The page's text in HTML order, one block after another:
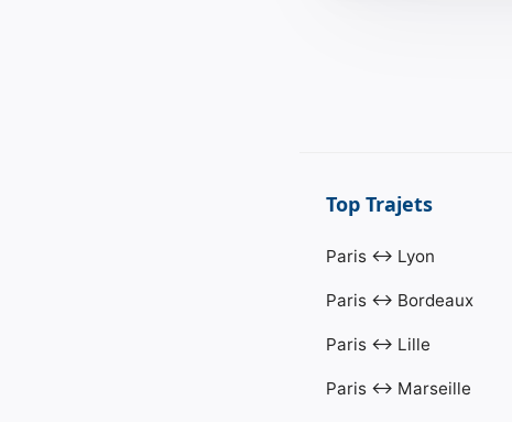
Top Trajets
Paris ↔ Lyon
Paris ↔ Bordeaux
Paris ↔ Lille
Paris ↔ Marseille